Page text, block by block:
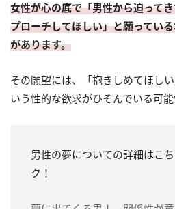
女性が心の底で「男性から迫って
プローチしてほしい」と願ってい
があります。
その願望には、「抱きしめてほし
いう性的な欲求がひそんでいる可能
男性の夢についての詳細はこ
ク！